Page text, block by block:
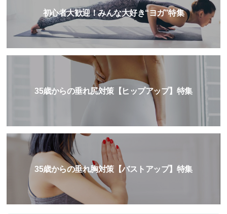
初心者大歓迎！みんな大好き“ヨガ”特集
35歳からの垂れ尻対策【ヒップアップ】特集
35歳からの垂れ胸対策【バストアップ】特集